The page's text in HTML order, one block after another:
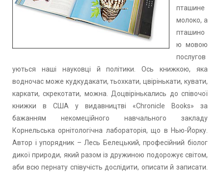
пташине
молоко, а
пташино
ю мовою
послугов
уються наші науковці й політики. Ось книжкою, яка
водночас може кудкудакати, тьохкати, цвірінькати, кувати,
каркати, скрекотати, можна. Доцвірінькались до співочої
книжки в США у видавництві «Chronicle Books» за
бажанням некомеційного навчального закладу
Корнельська орнітологічна лабораторія, що в Нью-Йорку.
Автор і упорядник – Лесь Белецький, професійний біолог
дикої природи, який разом із дружиною подорожує світом,
аби всю пернату співучість дослідити, описати й записати.